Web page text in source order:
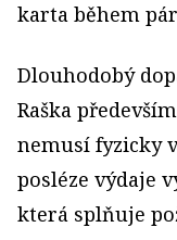
karta během
Dlouhodobý
Raška
nemusí fyzicky
posléze výdaje
která splňuje